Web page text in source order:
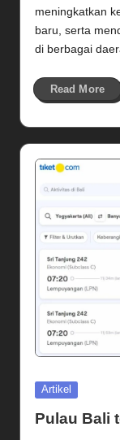
meningkatkan
baru, serta
di berbagai
Read More
Posted
Artikel
Pulau Bali